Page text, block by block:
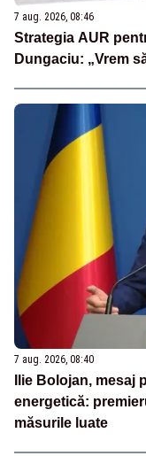
7 aug. 2026, 08:46
Strategia AUR
Dungaciu: „Vrem
7 aug. 2026, 08:40
Ilie Bolojan, mesaj
energetică:
măsurile luate